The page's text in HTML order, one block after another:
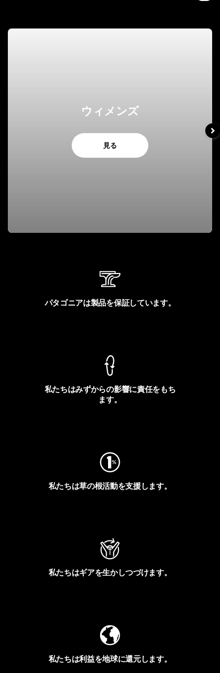
ウィメンズ
見る
パタゴニアは製品を保証しています。
私たちはみずからの影響に責任をもち
ます。
私たちは草の根活動を支援します。
私たちはギアを生かしつづけます。
私たちは利益を地球に還元します。